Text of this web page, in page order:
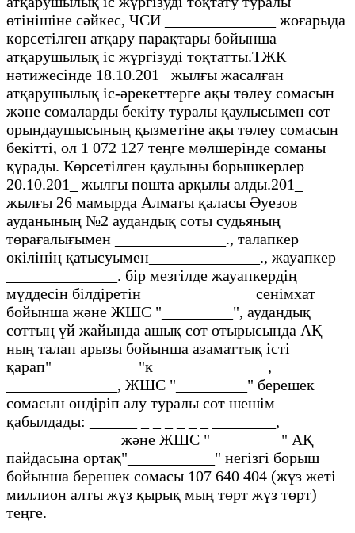
өтінішіне сәйкес, ЧСИ ______________ жоғарыда
көрсетілген атқару парақтары бойынша
атқарушылық іс жүргізуді тоқтатты.ТЖК
нәтижесінде 18.10.201_ жылғы жасалған
атқарушылық іс-әрекеттерге ақы төлеу сомасын
және сомаларды бекіту туралы қаулысымен сот
орындаушысының қызметіне ақы төлеу сомасын
бекітті, ол 1 072 127 теңге мөлшерінде соманы
құрады. Көрсетілген қаулыны борышкерлер
20.10.201_ жылғы пошта арқылы алды.201_
жылғы 26 мамырда Алматы қаласы Әуезов
ауданының №2 аудандық соты судьяның
төрағалығымен ______________., талапкер
өкілінің қатысуымен______________., жауапкер
______________. бір мезгілде жауапкердің
мүддесін білдіретін______________ сенімхат
бойынша және ЖШС "_________", аудандық
соттың үй жайында ашық сот отырысында АҚ
ның талап арызы бойынша азаматтық істі
қарап"___________"к ______________,
______________, ЖШС "_________" берешек
сомасын өндіріп алу туралы сот шешім
қабылдады: ______ _ _ _ _ _ _ ________,
______________ және ЖШС "_________" АҚ
пайдасына ортақ"___________" негізгі борыш
бойынша берешек сомасы 107 640 404 (жүз жеті
миллион алты жүз қырық мың төрт жүз төрт)
теңге.